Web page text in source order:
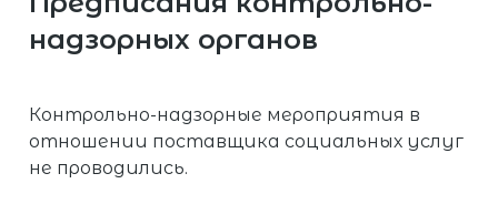
надзорных органов
Контрольно-надзорные мероприятия в
отношении поставщика социальных услуг
не проводились.